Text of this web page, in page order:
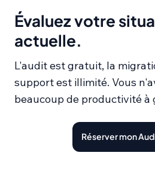
Évaluez votre
actuelle.
L'audit est gratuit, la
support est illimité. Vous
beaucoup de productivité à
Réserver mon